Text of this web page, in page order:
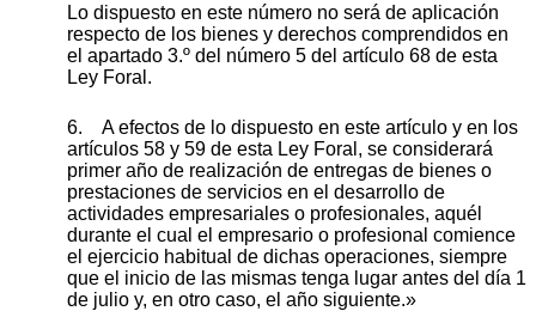
Lo dispuesto en este número no será de aplicación
respecto de los bienes y derechos comprendidos en
el apartado 3.º del número 5 del artículo 68 de esta
Ley Foral.
6. A efectos de lo dispuesto en este artículo y en los
artículos 58 y 59 de esta Ley Foral, se considerará
primer año de realización de entregas de bienes o
prestaciones de servicios en el desarrollo de
actividades empresariales o profesionales, aquél
durante el cual el empresario o profesional comience
el ejercicio habitual de dichas operaciones, siempre
que el inicio de las mismas tenga lugar antes del día 1
de julio y, en otro caso, el año siguiente.»